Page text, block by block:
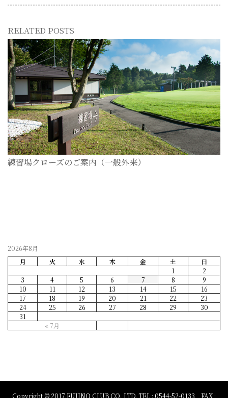
RELATED POSTS
練習場クローズのご案内（一般外来）
2026年8月
月
火 水 木 金 土 日
« 7月
1
2
3
4 5 6 7 8
9
10
11 12 13 14 15
16
17
18 19 20 21 22
23
24
25 26 27 28 29
30
31
Copyright © 2017.FUJINO CLUB CO.,LTD. TEL : 0544-52-0133 FAX :